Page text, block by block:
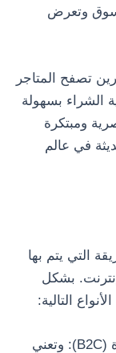
وتعرض
تصفح المتاجر
الشراء بسهولة
ومبتكرة
في عالم
التي يتم بها
بشكل
التالية:
التجارة الإلكترونية الاستهلاكية المباشرة (B2C): وتعني